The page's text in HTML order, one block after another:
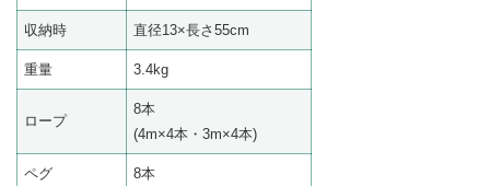
収納時 直径13×長さ55cm
重量 3.4kg
ロープ
8本
(4m×4本・3m×4本)
ペグ 8本